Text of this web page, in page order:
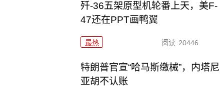
歼-36五架原型机轮番上天，美F-
47还在PPT画鸭翼
最热 阅读 20446
特朗普官宣“哈马斯缴械”，内塔尼
亚胡不认账